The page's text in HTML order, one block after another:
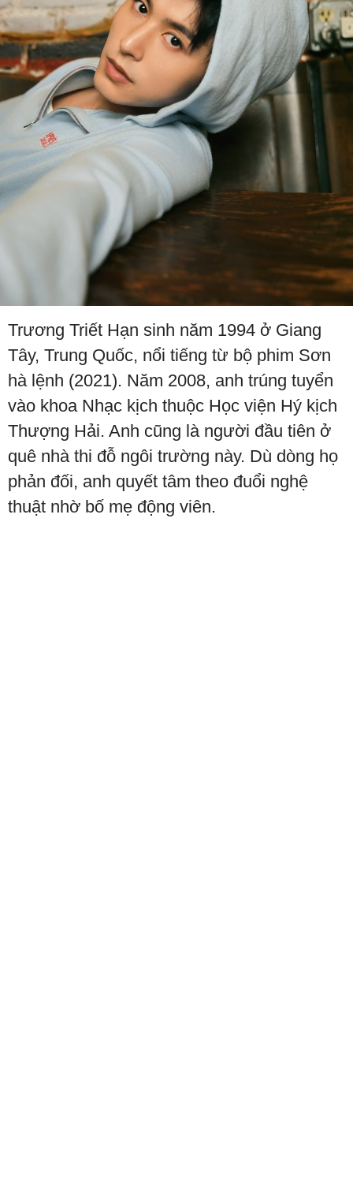
Trương Triết Hạn sinh năm 1994 ở Giang
Tây, Trung Quốc, nổi tiếng từ bộ phim Sơn
hà lệnh (2021). Năm 2008, anh trúng tuyển
vào khoa Nhạc kịch thuộc Học viện Hý kịch
Thượng Hải. Anh cũng là người đầu tiên ở
quê nhà thi đỗ ngôi trường này. Dù dòng họ
phản đối, anh quyết tâm theo đuổi nghệ
thuật nhờ bố mẹ động viên.